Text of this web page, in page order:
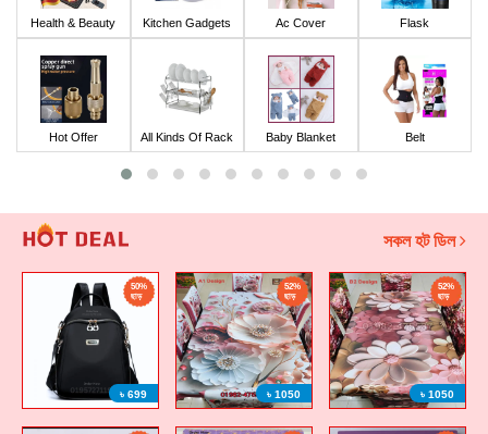
Kitchen Gadgets
All Kinds Of Rack
Ac Cover
Baby Blanket
Flask
Belt
Kitchen Cleaner
Hanger
সকল হট ডিল
52%
ছাড়
৳ 1050
52%
ছাড়
৳ 1050
52%
ছাড়
৳ 1050